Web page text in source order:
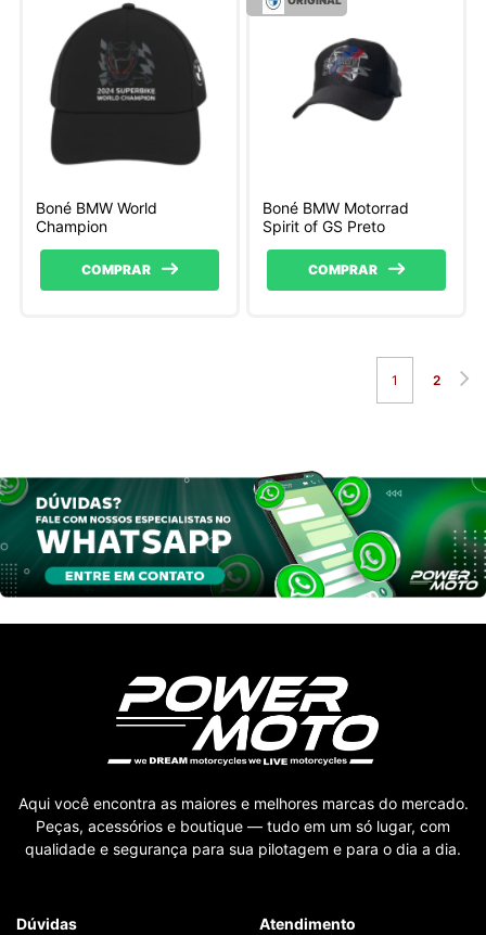
Boné BMW World
Champion
COMPRAR
Boné BMW Motorrad
Spirit of GS Preto
COMPRAR
1 2
Aqui você encontra as maiores e melhores marcas do mercado.
Peças, acessórios e boutique — tudo em um só lugar, com
qualidade e segurança para sua pilotagem e para o dia a dia.
Dúvidas
Atendimento